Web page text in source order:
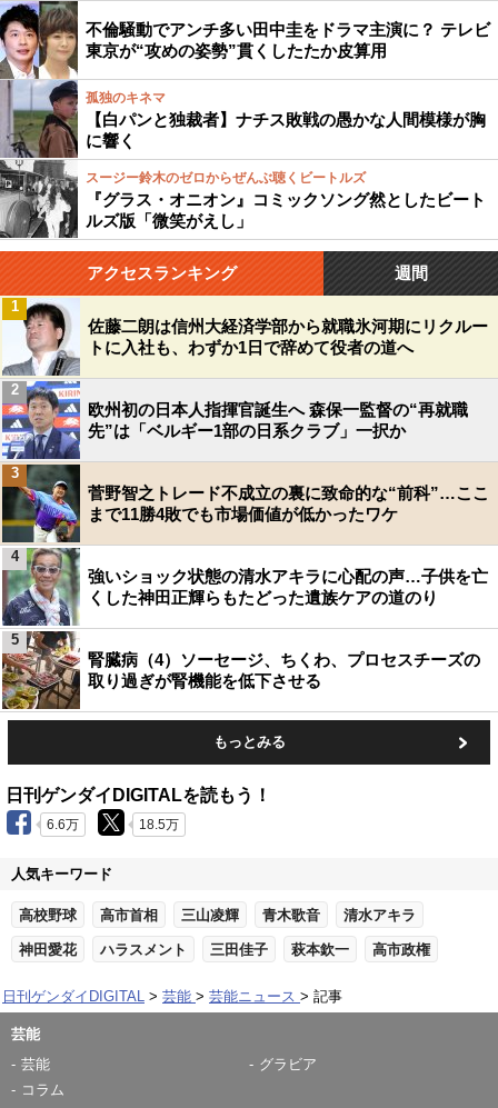
不倫騒動でアンチ多い田中圭をドラマ主演に？ テレビ
東京が“攻めの姿勢”貫くしたたか皮算用
孤独のキネマ
【白パンと独裁者】ナチス敗戦の愚かな人間模様が胸
に響く
スージー鈴木のゼロからぜんぶ聴くビートルズ
『グラス・オニオン』コミックソング然としたビート
ルズ版「微笑がえし」
アクセスランキング 週間
佐藤二朗は信州大経済学部から就職氷河期にリクルー
トに入社も、わずか1日で辞めて役者の道へ
1
欧州初の日本人指揮官誕生へ 森保一監督の“再就職
先”は「ベルギー1部の日系クラブ」一択か
2
菅野智之トレード不成立の裏に致命的な“前科”…ここ
まで11勝4敗でも市場価値が低かったワケ
3
強いショック状態の清水アキラに心配の声…子供を亡
くした神田正輝らもたどった遺族ケアの道のり
4
腎臓病（4）ソーセージ、ちくわ、プロセスチーズの
取り過ぎが腎機能を低下させる
5
もっとみる
日刊ゲンダイDIGITALを読もう！
6.6万 18.5万
人気キーワード
高校野球 高市首相 三山凌輝 青木歌音 清水アキラ
神田愛花 ハラスメント 三田佳子 萩本欽一 高市政権
日刊ゲンダイDIGITAL 芸能 芸能ニュース 記事
芸能
芸能
グラビア
コラム